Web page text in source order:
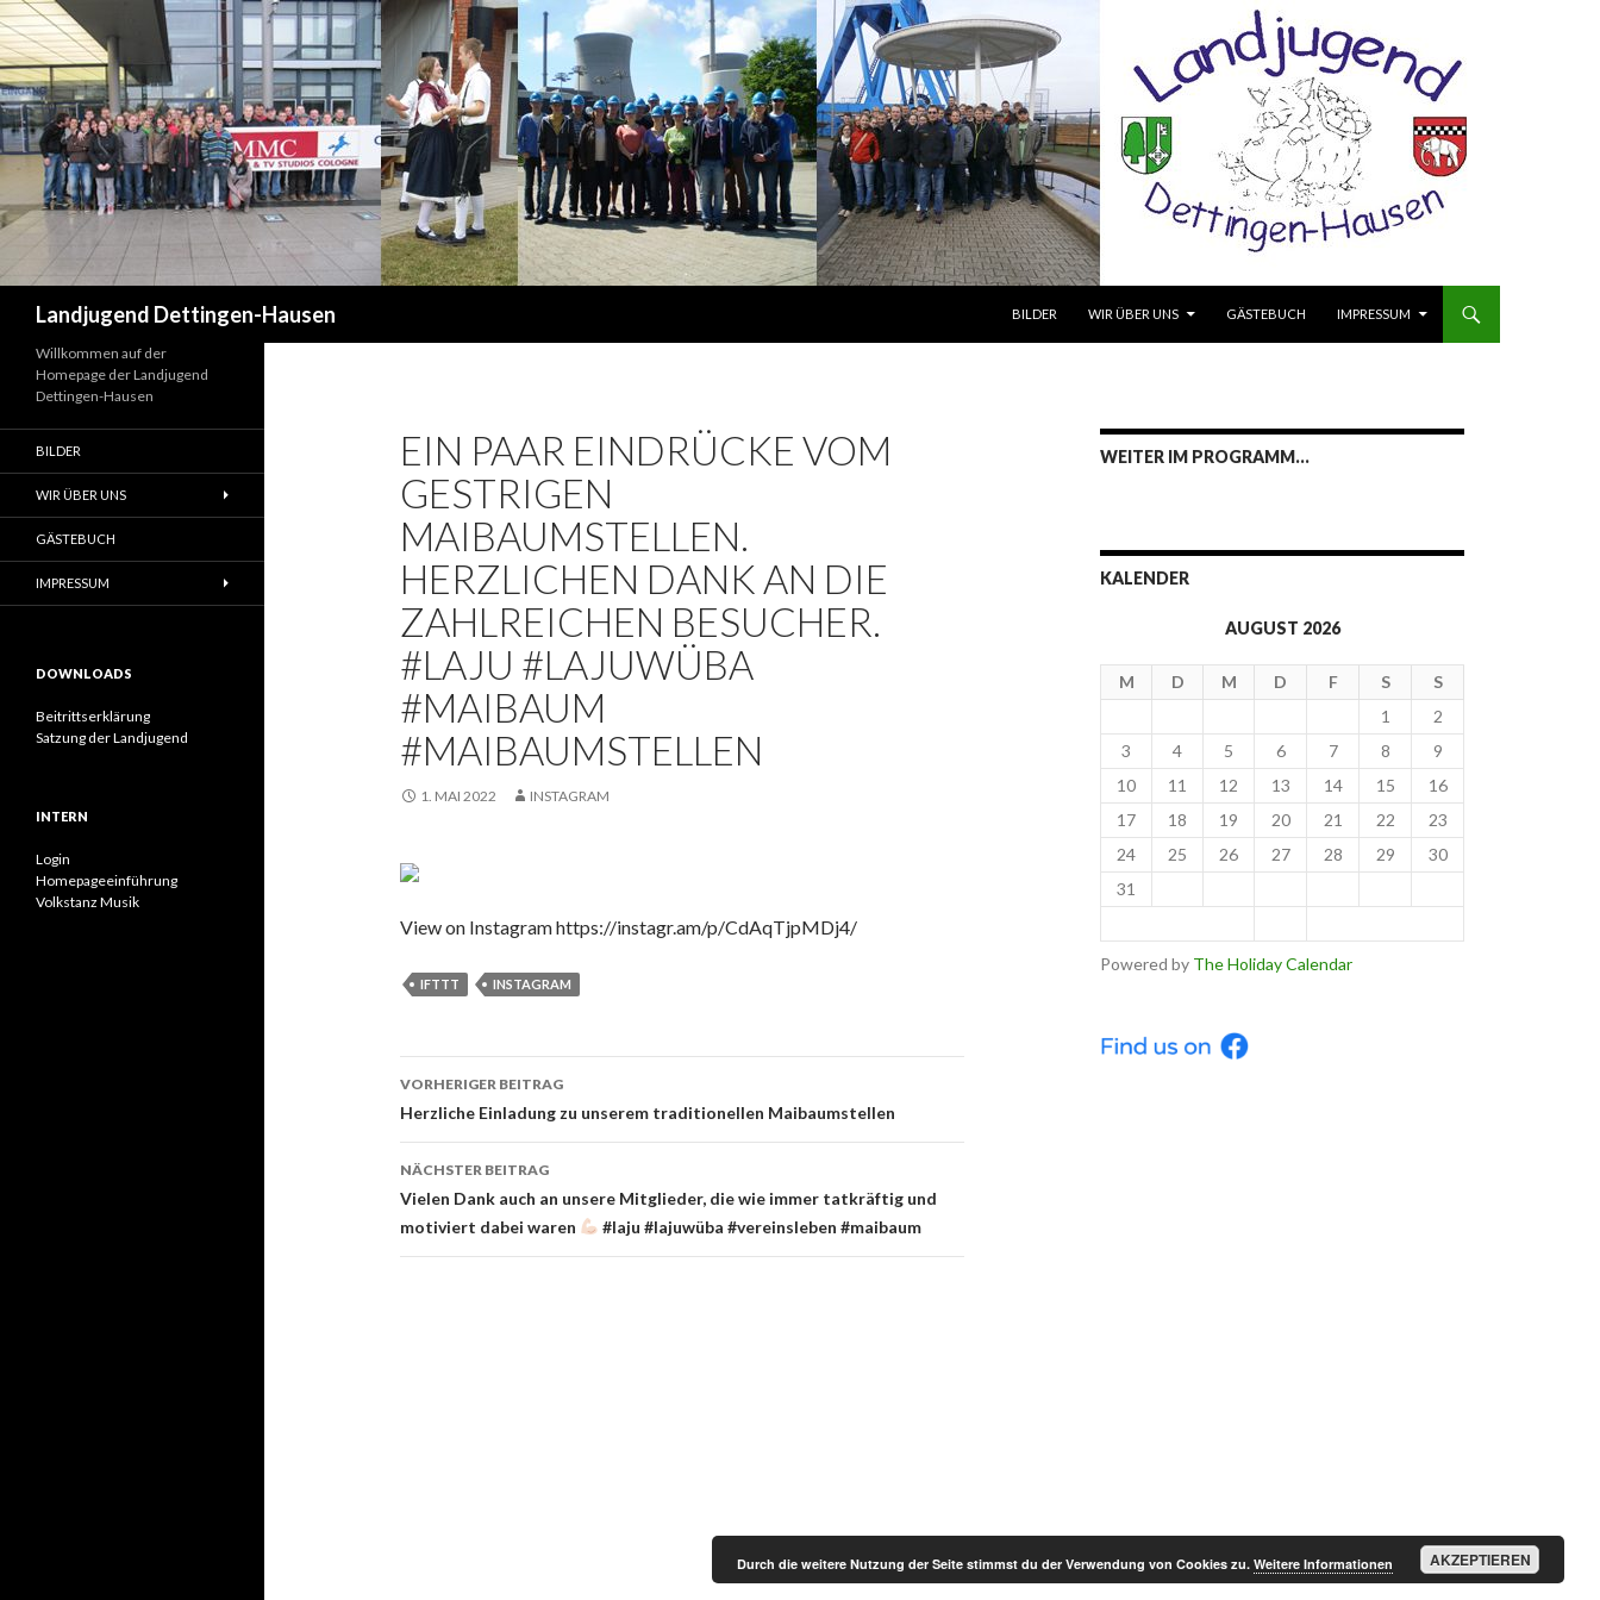
Landjugend Dettingen-Hausen
BILDER
WIR ÜBER UNS GÄSTEBUCH IMPRESSUM
EIN PAAR EINDRÜCKE VOM
GESTRIGEN
MAIBAUMSTELLEN.
HERZLICHEN DANK AN DIE
ZAHLREICHEN BESUCHER.
#LAJU #LAJUWÜBA
#MAIBAUM
#MAIBAUMSTELLEN
1. MAI 2022 INSTAGRAM
View on Instagram https://instagr.am/p/CdAqTjpMDj4/
IFTTT INSTAGRAM
Beitrags-
Navigation
VORHERIGER BEITRAG
Herzliche Einladung zu unserem traditionellen Maibaumstellen
NÄCHSTER BEITRAG
Vielen Dank auch an unsere Mitglieder, die wie immer tatkräftig und
motiviert dabei waren
#laju #lajuwüba #vereinsleben #maibaum
WEITER IM PROGRAMM…
KALENDER
AUGUST 2026
M D M D F S
S
1
2
3
4 5 6 7 8
9
10
11 12 13 14 15
16
17
18 19 20 21 22
23
24
25 26 27 28 29
30
31
Powered by The Holiday Calendar
Willkommen auf der
Homepage der Landjugend
Dettingen-Hausen
BILDER
WIR ÜBER UNS
GÄSTEBUCH
IMPRESSUM
DOWNLOADS
Beitrittserklärung
Satzung der Landjugend
INTERN
Login
Homepageeinführung
Volkstanz Musik
Durch die weitere Nutzung der Seite stimmst du der Verwendung von Cookies zu. Weitere Informationen AKZEPTIEREN